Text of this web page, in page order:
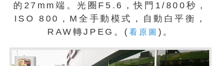
的27mm端。光圈F5.6，快門1/800秒，
ISO 800，M全手動模式，自動白平衡，
RAW轉JPEG。( 看原圖 )。